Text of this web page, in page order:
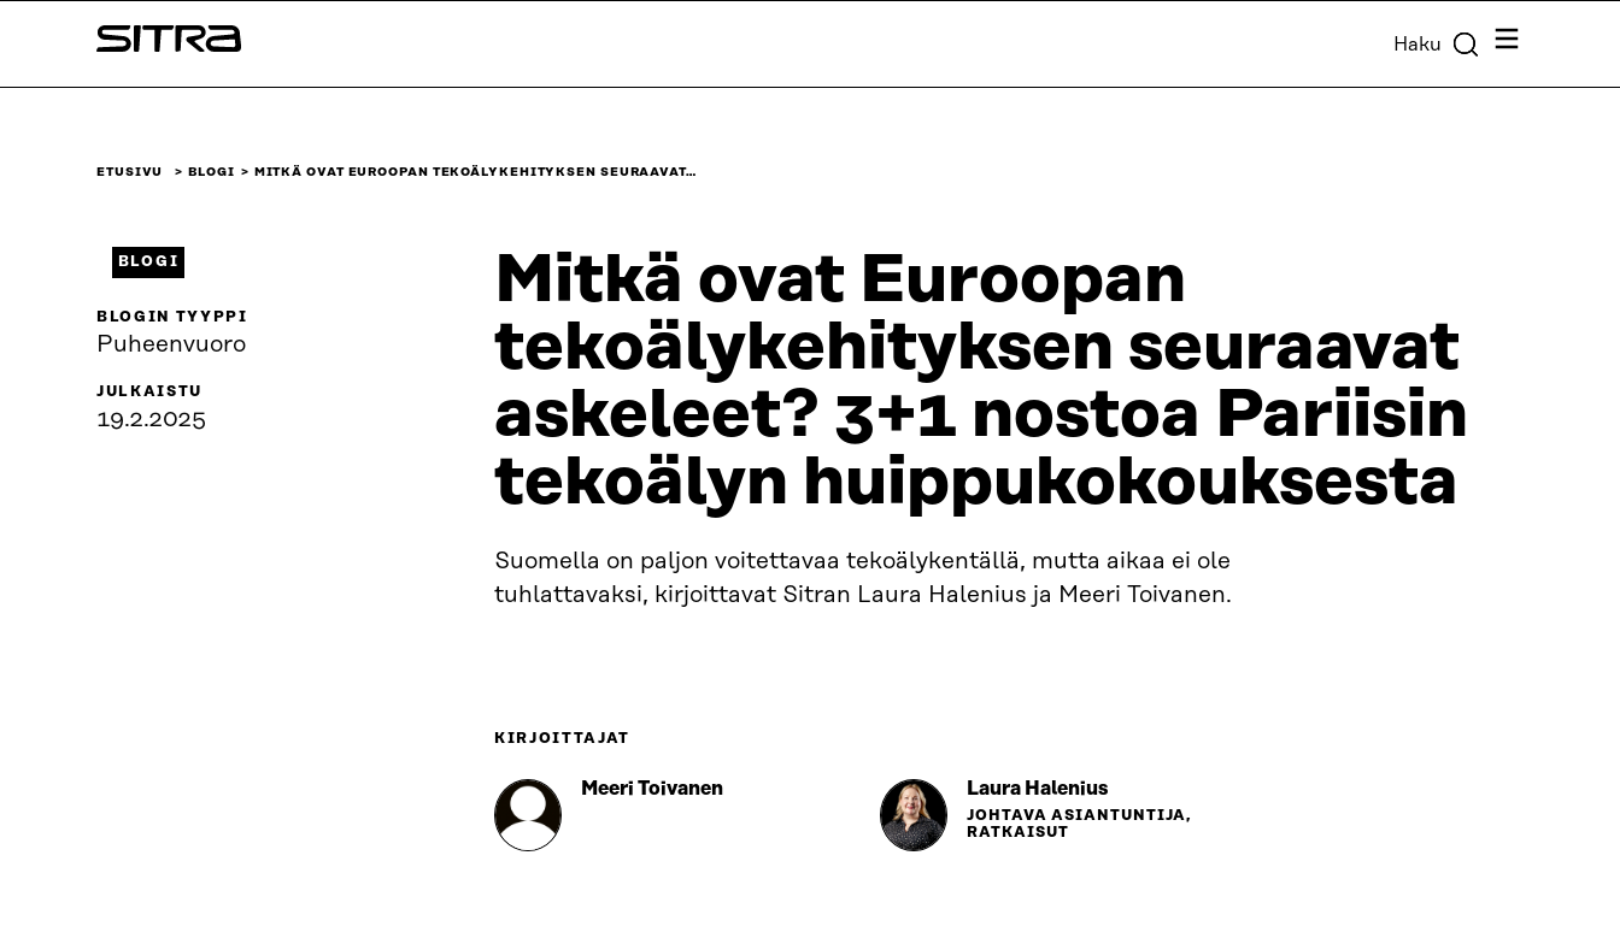
sisältöön
Sitra Haku Valikko
ETUSIVU BLOGI MITKÄ OVAT EUROOPAN TEKOÄLYKEHITYKSEN SEURAAVAT…
Mitkä ovat Euroopan
tekoälykehityksen seuraavat
askeleet? 3+1 nostoa Pariisin
tekoälyn huippukokouksesta
Suomella on paljon voitettavaa tekoälykentällä, mutta aikaa ei ole
tuhlattavaksi, kirjoittavat Sitran Laura Halenius ja Meeri Toivanen.
BLOGI
BLOGIN TYYPPI
Puheenvuoro
JULKAISTU
19.2.2025
KIRJOITTAJAT
Meeri Toivanen Laura Halenius
JOHTAVA ASIANTUNTIJA,
RATKAISUT